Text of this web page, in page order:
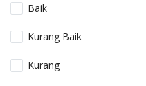
Baik
Kurang Baik
Kurang